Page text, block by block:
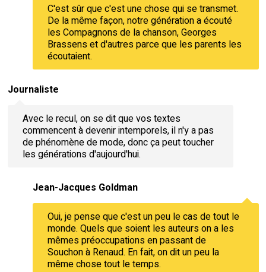
C'est sûr que c'est une chose qui se transmet.
De la même façon, notre génération a écouté
les Compagnons de la chanson, Georges
Brassens et d'autres parce que les parents les
écoutaient.
Journaliste
Avec le recul, on se dit que vos textes
commencent à devenir intemporels, il n'y a pas
de phénomène de mode, donc ça peut toucher
les générations d'aujourd'hui.
Jean-Jacques Goldman
Oui, je pense que c'est un peu le cas de tout le
monde. Quels que soient les auteurs on a les
mêmes préoccupations en passant de
Souchon à Renaud. En fait, on dit un peu la
même chose tout le temps.